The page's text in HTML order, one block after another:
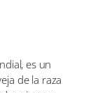
es un
de la raza